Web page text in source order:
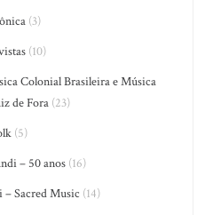
(3)
(10)
Colonial Brasileira e Música
de Fora (23)
(5)
– 50 anos(16)
Sacred Music (14)